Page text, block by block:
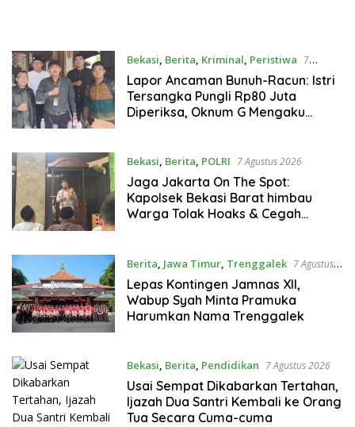
Bekasi, Berita, Kriminal, Peristiwa 7
Agustus 2026
Lapor Ancaman Bunuh-Racun: Istri
Tersangka Pungli Rp80 Juta
Diperiksa, Oknum G Mengaku
Bekasi, Berita, POLRI 7 Agustus 2026
Jaga Jakarta On The Spot:
Kapolsek Bekasi Barat himbau
Warga Tolak Hoaks & Cegah
Berita Jawa Timur, Trenggalek 7 Agustus
2026
Lepas Kontingen Jamnas XII,
Wabup Syah Minta Pramuka
Harumkan Nama Trenggalek
Bekasi, Berita, Pendidikan 7 Agustus 2026
Usai Sempat Dikabarkan Tertahan,
Ijazah Dua Santri Kembali ke Orang
Tua Secara Cuma-cuma